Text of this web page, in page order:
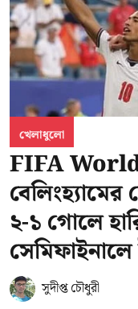
খেলাধুলো
FIFA
২-১ গোলে
সেমিফাইনালে
সুদীপ্ত চৌধুরী